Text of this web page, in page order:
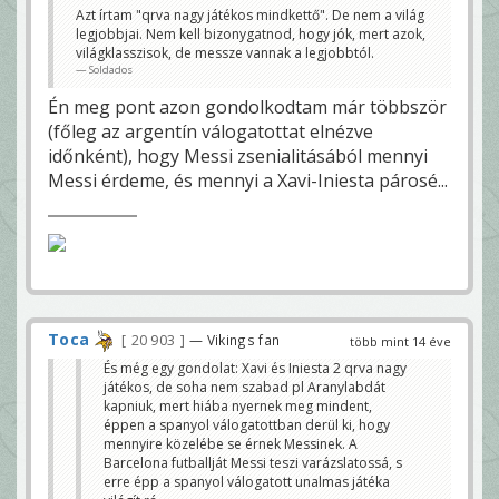
Azt írtam "qrva nagy játékos mindkettő". De nem a világ
legjobbjai. Nem kell bizonygatnod, hogy jók, mert azok,
világklasszisok, de messze vannak a legjobbtól.
Soldados
Én meg pont azon gondolkodtam már többször
(főleg az argentín válogatottat elnézve
időnként), hogy Messi zsenialitásából mennyi
Messi érdeme, és mennyi a Xavi-Iniesta párosé...
több mint 14 éve
Toca 20 903 — Vikings fan
És még egy gondolat: Xavi és Iniesta 2 qrva nagy
játékos, de soha nem szabad pl Aranylabdát
kapniuk, mert hiába nyernek meg mindent,
éppen a spanyol válogatottban derül ki, hogy
mennyire közelébe se érnek Messinek. A
Barcelona futballját Messi teszi varázslatossá, s
erre épp a spanyol válogatott unalmas játéka